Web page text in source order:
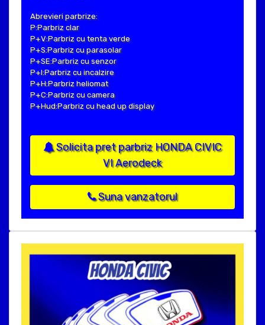
Abrevieri parbrize:
P:Parbriz clar
P+V:Parbriz cu tenta verde
P+S:Parbriz cu parasolar
P+SE:Parbriz cu senzor
P+I:Parbriz cu incalzire
P+H:Parbriz heliomat
P+C:Parbriz cu camera
P+Hud:Parbriz cu head up display
Solicita pret parbriz HONDA CIVIC
VI Aerodeck
Suna vanzatorul